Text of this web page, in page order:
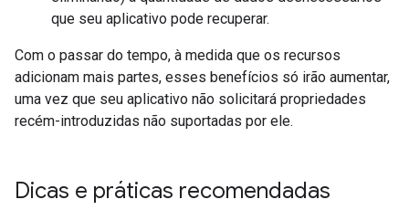
que seu aplicativo pode recuperar.
Com o passar do tempo, à medida que os recursos
adicionam mais partes, esses benefícios só irão aumentar,
uma vez que seu aplicativo não solicitará propriedades
recém-introduzidas não suportadas por ele.
Dicas e práticas recomendadas